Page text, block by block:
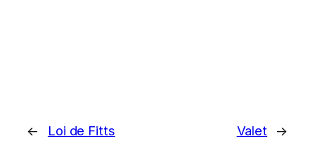
← Loi de Fitts Valet →